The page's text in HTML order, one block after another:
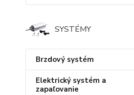
SYSTÉMY
Brzdový systém
Elektrický systém a
zapaľovanie